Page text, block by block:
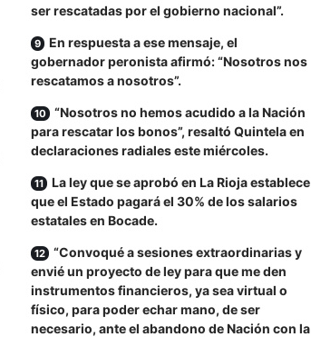
ser rescatadas por el gobierno nacional”.
En respuesta a ese mensaje, el
gobernador peronista afirmó: “Nosotros nos
rescatamos a nosotros”.
“Nosotros no hemos acudido a la Nación
para rescatar los bonos”, resaltó Quintela en
declaraciones radiales este miércoles.
La ley que se aprobó en La Rioja establece
que el Estado pagará el 30% de los salarios
estatales en Bocade.
“Convoqué a sesiones extraordinarias y
envié un proyecto de ley para que me den
instrumentos financieros, ya sea virtual o
físico, para poder echar mano, de ser
necesario, ante el abandono de Nación con la